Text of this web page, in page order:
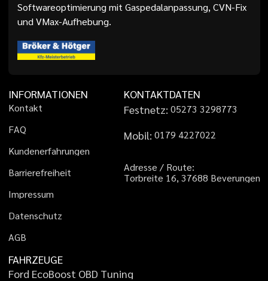
Softwareoptimierung mit Gaspedalanpassung, CVN-Fix
und VMax-Aufhebung.
INFORMATIONEN
Kontakt
FAQ
Kundenerfahrungen
Barrierefreiheit
Impressum
Datenschutz
AGB
KONTAKTDATEN
Festnetz: 05273 3298773
Mobil: 01 79 4227022
Adresse / Route:
Torbreite 16, 37688 Beverungen
FAHRZEUGE
Ford EcoBoost OBD Tuning